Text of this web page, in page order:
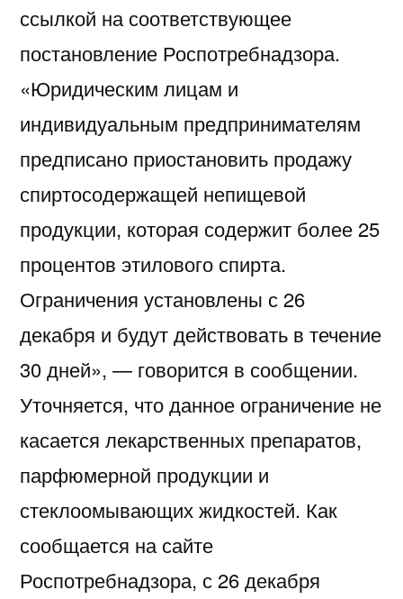
ссылкой на соответствующее
постановление Роспотребнадзора.
«Юридическим лицам и
индивидуальным предпринимателям
предписано приостановить продажу
спиртосодержащей непищевой
продукции, которая содержит более 25
процентов этилового спирта.
Ограничения установлены с 26
декабря и будут действовать в течение
30 дней», — говорится в сообщении.
Уточняется, что данное ограничение не
касается лекарственных препаратов,
парфюмерной продукции и
стеклоомывающих жидкостей. Как
сообщается на сайте
Роспотребнадзора, с 26 декабря